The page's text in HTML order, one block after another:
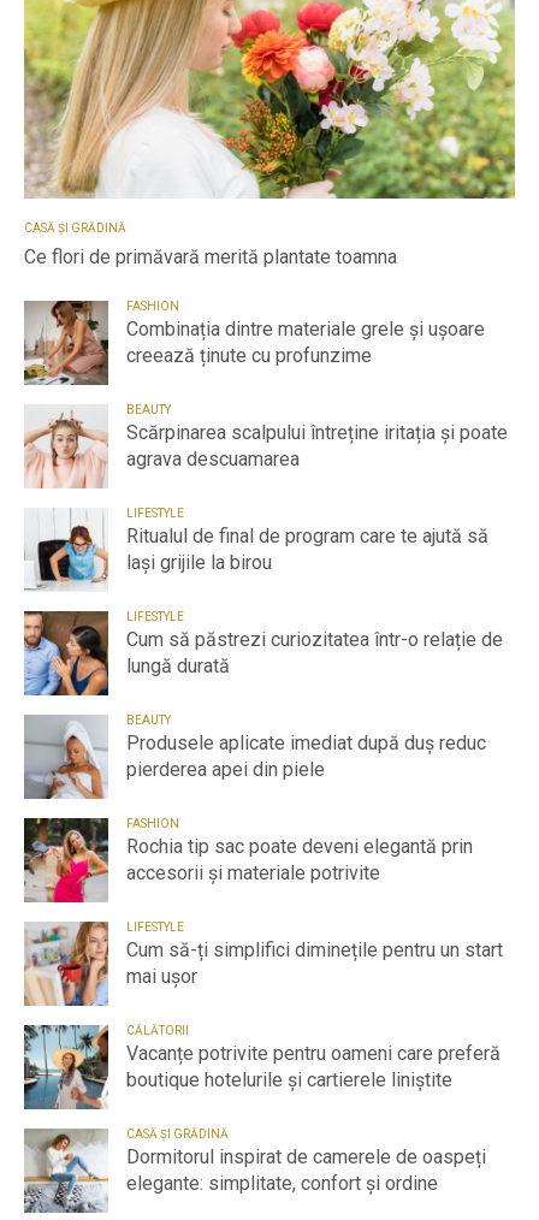
CASĂ ȘI GRĂDINĂ
Ce flori de primăvară merită plantate toamna
FASHION
Combinația dintre materiale grele și ușoare
creează ținute cu profunzime
BEAUTY
Scărpinarea scalpului întreține iritația și poate
agrava descuamarea
LIFESTYLE
Ritualul de final de program care te ajută să
lași grijile la birou
LIFESTYLE
Cum să păstrezi curiozitatea într-o relație de
lungă durată
BEAUTY
Produsele aplicate imediat după duș reduc
pierderea apei din piele
FASHION
Rochia tip sac poate deveni elegantă prin
accesorii și materiale potrivite
LIFESTYLE
Cum să-ți simplifici diminețile pentru un start
mai ușor
CĂLĂTORII
Vacanțe potrivite pentru oameni care preferă
boutique hotelurile și cartierele liniștite
CASĂ ȘI GRĂDINĂ
Dormitorul inspirat de camerele de oaspeți
elegante: simplitate, confort și ordine